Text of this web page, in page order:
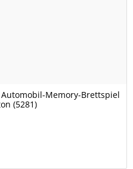
Memory-Brettspiel
(5281)